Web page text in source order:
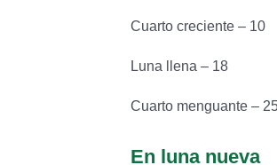
Cuarto creciente – 10
Luna llena – 18
Cuarto menguante –
En luna nueva